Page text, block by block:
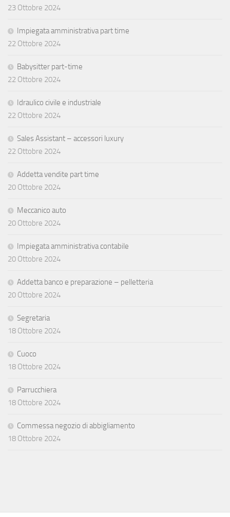
23 Ottobre 2024
Impiegata amministrativa part time
22 Ottobre 2024
Babysitter part-time
22 Ottobre 2024
Idraulico civile e industriale
22 Ottobre 2024
Sales Assistant – accessori luxury
22 Ottobre 2024
Addetta vendite part time
20 Ottobre 2024
Meccanico auto
20 Ottobre 2024
Impiegata amministrativa contabile
20 Ottobre 2024
Addetta banco e preparazione – pelletteria
20 Ottobre 2024
Segretaria
18 Ottobre 2024
Cuoco
18 Ottobre 2024
Parrucchiera
18 Ottobre 2024
Commessa negozio di abbigliamento
18 Ottobre 2024